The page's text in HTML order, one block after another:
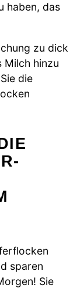
haben, das
zu dick
Milch hinzu
die
sparen
Sie